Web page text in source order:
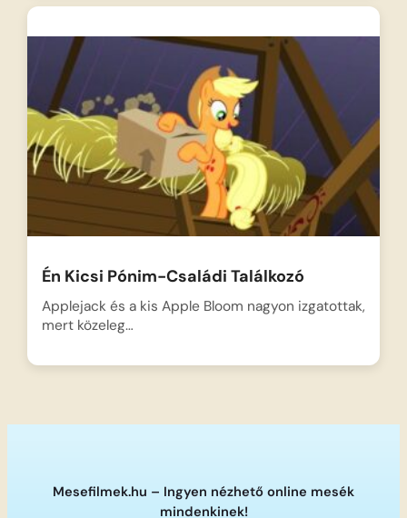
Én Kicsi Pónim-Családi Találkozó
Applejack és a kis Apple Bloom nagyon izgatottak,
mert közeleg…
Mesefilmek.hu – Ingyen nézhető online mesék
mindenkinek!